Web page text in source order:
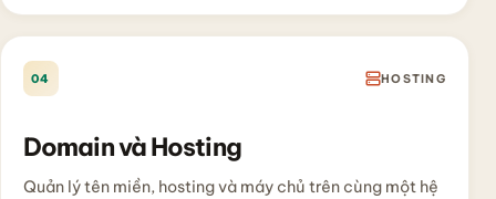
04 HOSTING
Domain và Hosting
Quản lý tên miền, hosting và máy chủ trên cùng một hệ